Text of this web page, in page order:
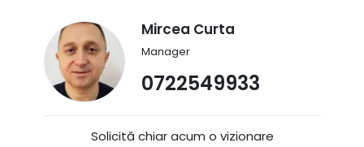
Mircea Curta
Manager
0722549933
Solicită chiar acum o vizionare